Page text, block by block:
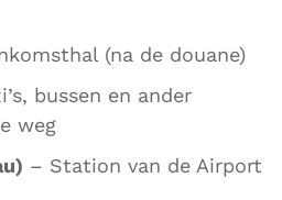
(na de douane)
bussen en ander
weg
– Station van de Airport